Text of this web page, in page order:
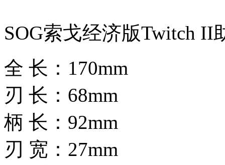
SOG索戈经济版Twitch II
全 长：170mm
刃 长：68mm
柄 长：92mm
刃 宽：27mm